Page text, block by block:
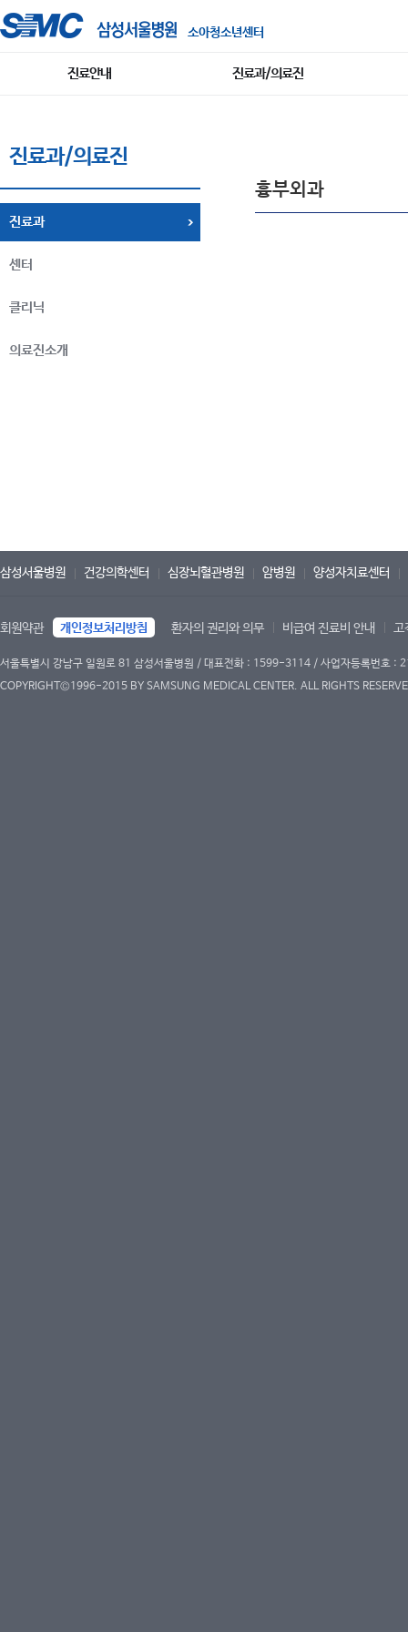
소아청소년센터
진료안내 진료과/의료진
진료과/의료진
진료과
센터
클리닉
의료진소개
흉부외과
삼성서울병원 건강의학센터 심장뇌혈관병원 암병원 양성자치료센터
회원약관 개인정보처리방침 환자의 권리와 의무 비급여 진료비 안내 고
서울특별시 강남구 일원로 81 삼성서울병원 / 대표전화 : 1599-3114 / 사업자등록번호
COPYRIGHT©1996-2015 BY SAMSUNG MEDICAL CENTER. ALL RIGHTS